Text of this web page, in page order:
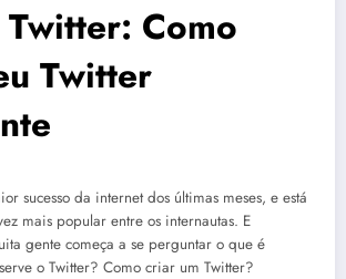
Twitter: Como
Twitter
sucesso da internet dos últimas meses, e está
mais popular entre os internautas. E
gente começa a se perguntar o que é
o Twitter? Como criar um Twitter?